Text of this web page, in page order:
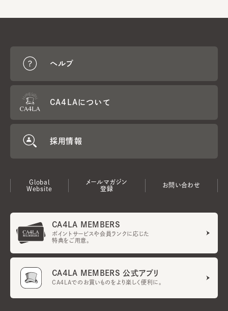
ヘルプ
CA4LAについて
採用情報
Global
Website
メールマガジン
登録
お問い合わせ
CA4LA MEMBERS
ポイントサービスや会員ランクに応じた
特典をご用意。
CA4LA MEMBERS 公式アプリ
CA4LAでのお買いものをより楽しく便利に。